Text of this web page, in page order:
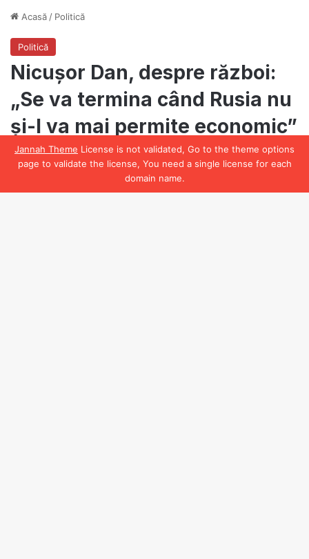
Jannah Theme License is not validated, Go to the theme options
page to validate the license, You need a single license for each
domain name.
Facebook